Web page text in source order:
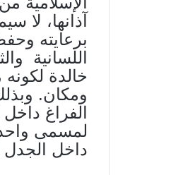
آذانها، لا
برعايته
اللسانية
خالدة
ومكان.
الفراغ
لمسمى واحد
داخل الجدل